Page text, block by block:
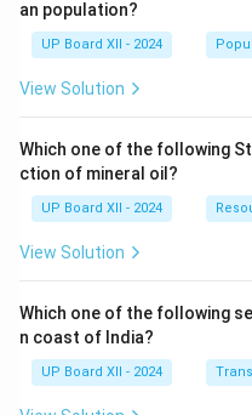
an population?
UP Board XII - 2024
View Solution
Which one of the following
ction of mineral oil?
UP Board XII - 2024
View Solution
Which one of the following
n coast of India?
UP Board XII - 2024